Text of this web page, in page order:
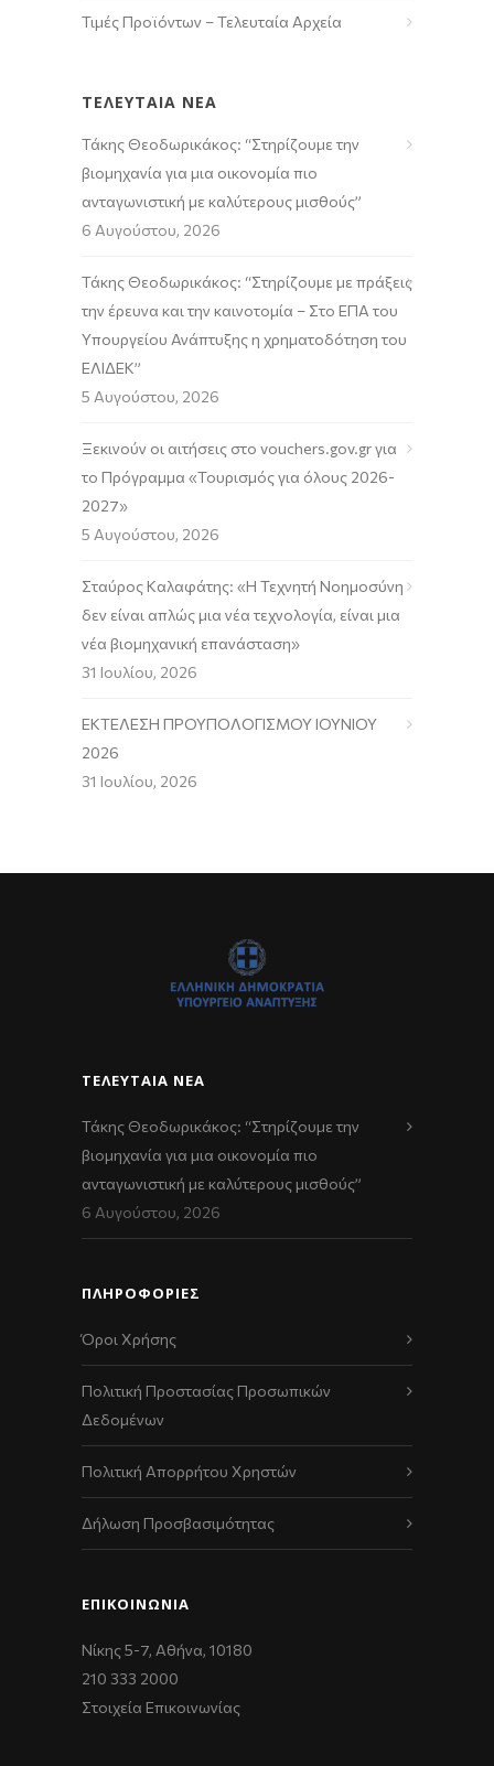
Τιμές Προϊόντων – Τελευταία Αρχεία
ΤΕΛΕΥΤΑΙΑ ΝΕΑ
Τάκης Θεοδωρικάκος: “Στηρίζουμε την
βιομηχανία για μια οικονομία πιο
ανταγωνιστική με καλύτερους μισθούς”
6 Αυγούστου, 2026
Τάκης Θεοδωρικάκος: “Στηρίζουμε με πράξεις
την έρευνα και την καινοτομία – Στο ΕΠΑ του
Υπουργείου Ανάπτυξης η χρηματοδότηση του
ΕΛΙΔΕΚ”
5 Αυγούστου, 2026
Ξεκινούν οι αιτήσεις στο vouchers.gov.gr για
το Πρόγραμμα «Τουρισμός για όλους 2026-
2027»
5 Αυγούστου, 2026
Σταύρος Καλαφάτης: «Η Τεχνητή Νοημοσύνη
δεν είναι απλώς μια νέα τεχνολογία, είναι μια
νέα βιομηχανική επανάσταση»
31 Ιουλίου, 2026
ΕΚΤΕΛΕΣΗ ΠΡΟΥΠΟΛΟΓΙΣΜΟΥ ΙΟΥΝΙΟΥ
2026
31 Ιουλίου, 2026
ΤΕΛΕΥΤΑΊΑ ΝΈΑ
Τάκης Θεοδωρικάκος: “Στηρίζουμε την
βιομηχανία για μια οικονομία πιο
ανταγωνιστική με καλύτερους μισθούς”
6 Αυγούστου, 2026
ΠΛΗΡΟΦΟΡΙΕΣ
Όροι Χρήσης
Πολιτική Προστασίας Προσωπικών
Δεδομένων
Πολιτική Απορρήτου Χρηστών
Δήλωση Προσβασιμότητας
ΕΠΙΚΟΙΝΩΝΊΑ
Νίκης 5-7, Αθήνα, 10180
210 333 2000
Στοιχεία Επικοινωνίας